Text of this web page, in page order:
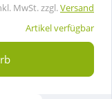
MwSt. zzgl.Versand
Artikel verfügbar